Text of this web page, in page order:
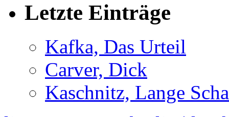
Letzte Einträge
Kafka, Das Urteil
Carver, Dick
Kaschnitz, Lange